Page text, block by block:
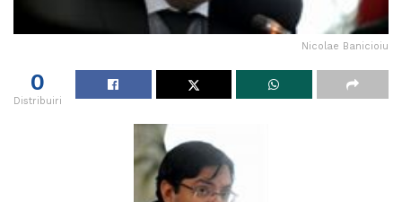
Nicolae Banicioiu
0
Distribuiri